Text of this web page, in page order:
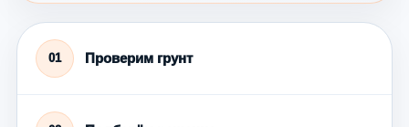
01 Проверим грунт